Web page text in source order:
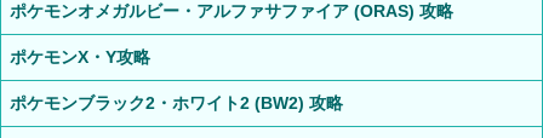
ポケモンオメガルビー・アルファサファイア (ORAS) 攻略
ポケモンX・Y攻略
ポケモンブラック2・ホワイト2 (BW2) 攻略